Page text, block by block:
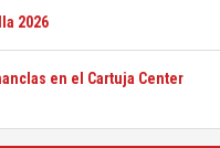
2026
en el Cartuja Center